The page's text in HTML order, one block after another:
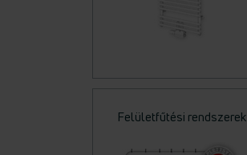
Felületfűtési rendszerek